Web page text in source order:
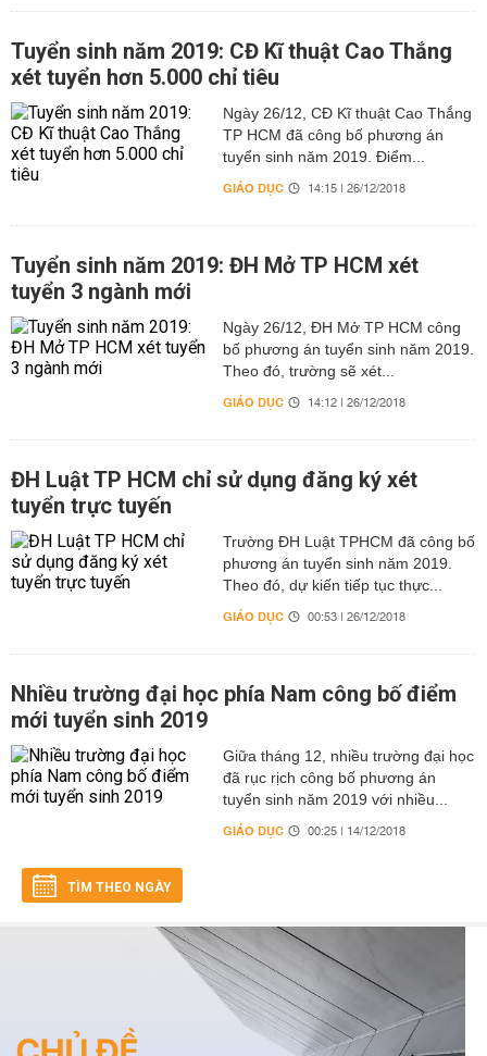
Tuyển sinh năm 2019: CĐ Kĩ thuật Cao Thắng
xét tuyển hơn 5.000 chỉ tiêu
Ngày 26/12, CĐ Kĩ thuật Cao Thắng
TP HCM đã công bố phương án
tuyển sinh năm 2019. Điểm...
GIÁO DỤC 14:15 | 26/12/2018
Tuyển sinh năm 2019: ĐH Mở TP HCM xét
tuyển 3 ngành mới
Ngày 26/12, ĐH Mở TP HCM công
bố phương án tuyển sinh năm 2019.
Theo đó, trường sẽ xét...
GIÁO DỤC 14:12 | 26/12/2018
ĐH Luật TP HCM chỉ sử dụng đăng ký xét
tuyển trực tuyến
Trường ĐH Luật TPHCM đã công bố
phương án tuyển sinh năm 2019.
Theo đó, dự kiến tiếp tục thực...
GIÁO DỤC 00:53 | 26/12/2018
Nhiều trường đại học phía Nam công bố điểm
mới tuyển sinh 2019
Giữa tháng 12, nhiều trường đại học
đã rục rịch công bố phương án
tuyển sinh năm 2019 với nhiều...
GIÁO DỤC 00:25 | 14/12/2018
TÌM THEO NGÀY